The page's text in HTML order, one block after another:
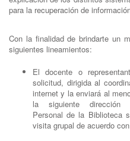
para la recuperación de
Con la finalidad de brindarte un
siguientes lineamientos:
El docente o
solicitud, dirigida al
internet y la enviará al
la siguiente dirección
Personal de la Biblioteca
visita grupal de acuerdo